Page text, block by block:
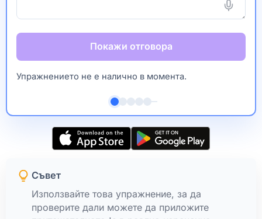
Покажи отговора
Упражнението не е налично в момента.
Съвет
Използвайте това упражнение, за да
проверите дали можете да приложите